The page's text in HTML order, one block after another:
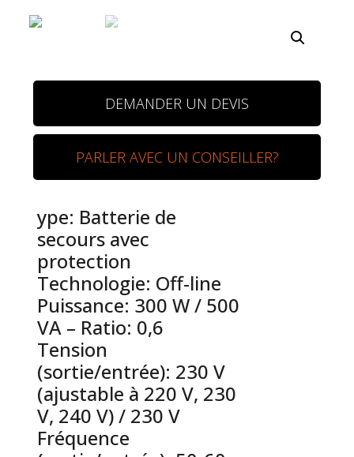
DEMANDER UN DEVIS
PARLER AVEC UN CONSEILLER?
ype: Batterie de
secours avec
protection
Technologie: Off-line
Puissance: 300 W / 500
VA – Ratio: 0,6
Tension
(sortie/entrée): 230 V
(ajustable à 220 V, 230
V, 240 V) / 230 V
Fréquence